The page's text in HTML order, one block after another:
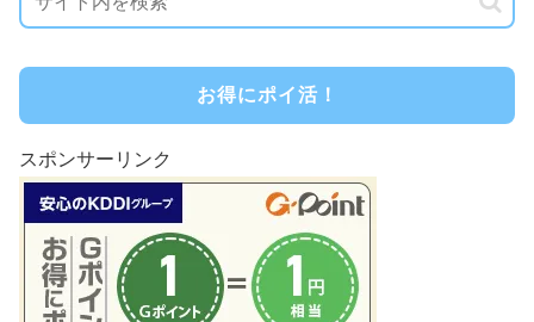
お得にポイ活！
スポンサーリンク